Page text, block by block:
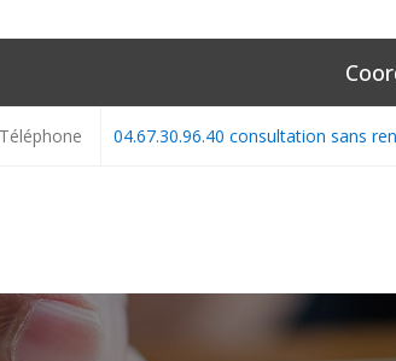
Téléphone 04.67.30.96.40 consultation sans